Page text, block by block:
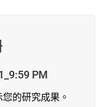
PM
的研究成果。